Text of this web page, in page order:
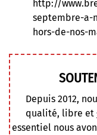
http://
septembre-a-
hors-de-nos-
Depuis 2012,
qualité, libre et
essentiel nous